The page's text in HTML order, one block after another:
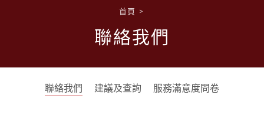
首頁 >
聯絡我們
聯絡我們 建議及查詢 服務滿意度問卷